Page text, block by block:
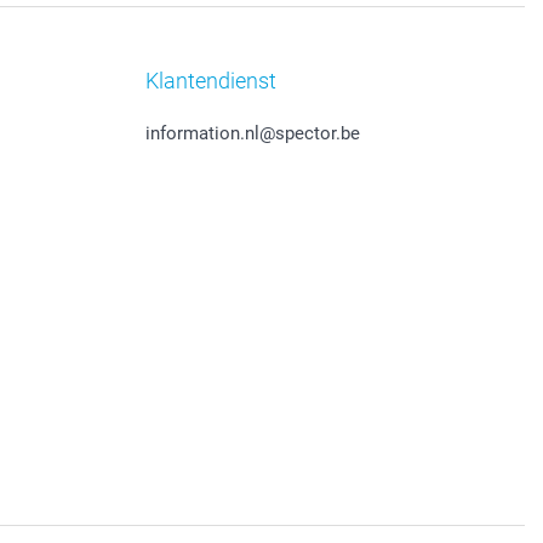
Klantendienst
information.nl@spector.be